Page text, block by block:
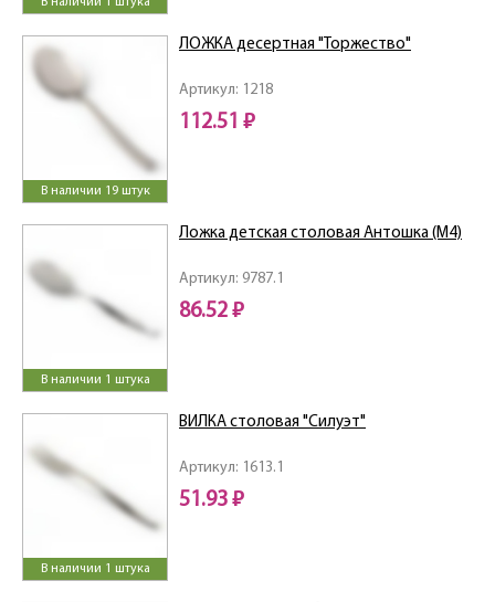
В наличии 19 штук
Артикул: 1218
ЛОЖКА десертная "Торжество"
112.51 ₽
В наличии 1 штука
Артикул: 9787.1
Ложка детская столовая Антошка (М4)
86.52 ₽
В наличии 1 штука
Артикул: 1613.1
ВИЛКА столовая "Силуэт"
51.93 ₽